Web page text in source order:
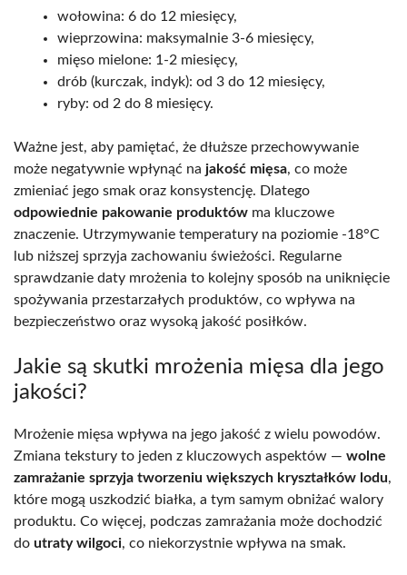
wołowina: 6 do 12 miesięcy,
wieprzowina: maksymalnie 3-6 miesięcy,
mięso mielone: 1-2 miesięcy,
drób (kurczak, indyk): od 3 do 12 miesięcy,
ryby: od 2 do 8 miesięcy.
Ważne jest, aby pamiętać, że dłuższe przechowywanie
może negatywnie wpłynąć na jakość mięsa, co może
zmieniać jego smak oraz konsystencję. Dlatego
odpowiednie pakowanie produktów ma kluczowe
znaczenie. Utrzymywanie temperatury na poziomie -18°C
lub niższej sprzyja zachowaniu świeżości. Regularne
sprawdzanie daty mrożenia to kolejny sposób na uniknięcie
spożywania przestarzałych produktów, co wpływa na
bezpieczeństwo oraz wysoką jakość posiłków.
Jakie są skutki mrożenia mięsa dla jego
jakości?
Mrożenie mięsa wpływa na jego jakość z wielu powodów.
Zmiana tekstury to jeden z kluczowych aspektów — wolne
zamrażanie sprzyja tworzeniu większych kryształków lodu,
które mogą uszkodzić białka, a tym samym obniżać walory
produktu. Co więcej, podczas zamrażania może dochodzić
do utraty wilgoci, co niekorzystnie wpływa na smak.